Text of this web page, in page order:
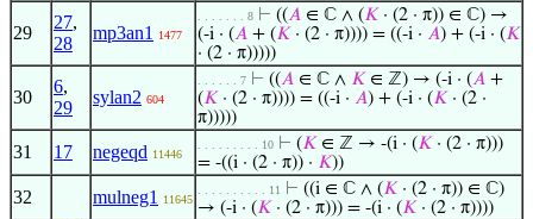
29
27,
28
mp3an1 1477
. . . . . . . 8 ⊢ ((𝐴 ∈ ℂ ∧ (𝐾 · (2 · π)) ∈ ℂ) →
(-i · (𝐴 + (𝐾 · (2 · π)))) = ((-i · 𝐴) + (-i · (𝐾
· (2 · π)))))
30
6,
29
sylan2 604
. . . . . . 7 ⊢ ((𝐴 ∈ ℂ ∧ 𝐾 ∈ ℤ) → (-i · (𝐴 +
(𝐾 · (2 · π)))) = ((-i · 𝐴) + (-i · (𝐾 · (2 ·
π)))))
31 17 negeqd 11446
. . . . . . . . . 10 ⊢ (𝐾 ∈ ℤ → -(i · (𝐾 · (2 · π)))
= -((i · (2 · π)) · 𝐾))
32 mulneg1 11645
. . . . . . . . . . 11 ⊢ ((i ∈ ℂ ∧ (𝐾 · (2 · π)) ∈ ℂ)
→ (-i · (𝐾 · (2 · π))) = -(i · (𝐾 · (2 · π))))